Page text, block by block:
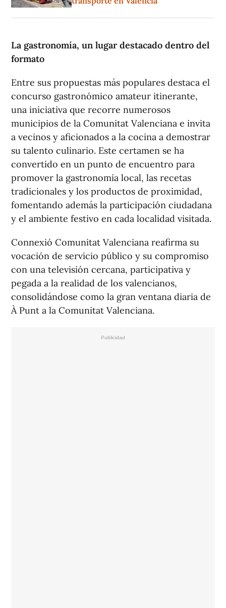
La gastronomía, un lugar destacado dentro del
formato
Entre sus propuestas más populares destaca el
concurso gastronómico amateur itinerante,
una iniciativa que recorre numerosos
municipios de la Comunitat Valenciana e invita
a vecinos y aficionados a la cocina a demostrar
su talento culinario. Este certamen se ha
convertido en un punto de encuentro para
promover la gastronomía local, las recetas
tradicionales y los productos de proximidad,
fomentando además la participación ciudadana
y el ambiente festivo en cada localidad visitada.
Connexió Comunitat Valenciana reafirma su
vocación de servicio público y su compromiso
con una televisión cercana, participativa y
pegada a la realidad de los valencianos,
consolidándose como la gran ventana diaria de
À Punt a la Comunitat Valenciana.